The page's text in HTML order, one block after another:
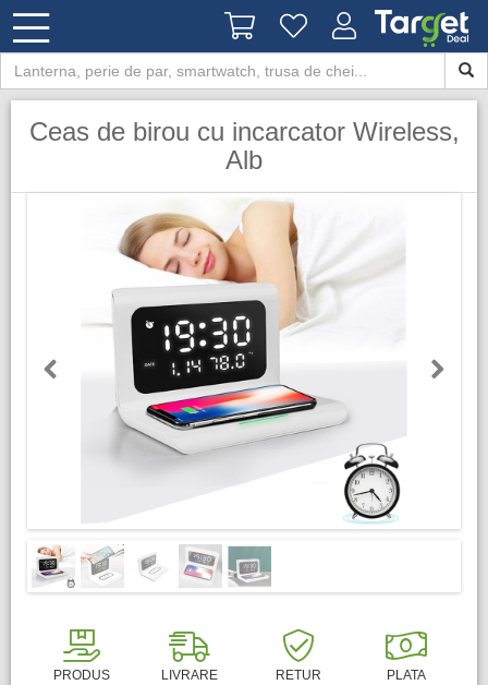
Ceas de birou cu incarcator Wireless,
Alb
PRODUS
LIVRARE
RETUR
PLATA